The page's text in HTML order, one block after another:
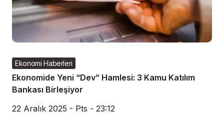
Ekonomi Haberleri
Ekonomide Yeni “Dev” Hamlesi: 3 Kamu Katılım
Bankası Birleşiyor
22 Aralık 2025 - Pts - 23:12